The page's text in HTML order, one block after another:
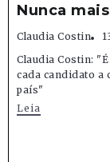
Nunca mais
Claudia Costin
Claudia Costin:
cada candidato a
país"
Leia